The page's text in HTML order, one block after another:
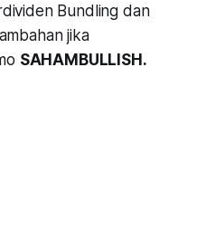
Bundling dan
jika
SAHAMBULLISH.